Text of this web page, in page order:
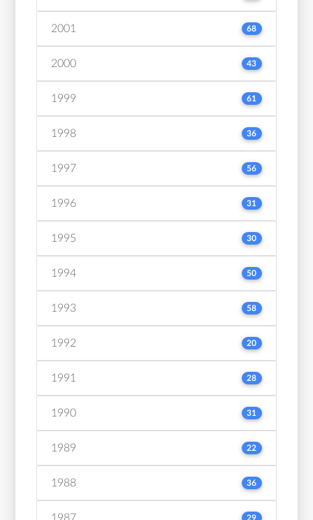
2001 68
2000 43
1999 61
1998 36
1997 56
1996 31
1995 30
1994 50
1993 58
1992 20
1991 28
1990 31
1989 22
1988 36
1987 29